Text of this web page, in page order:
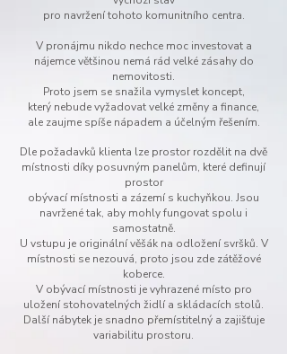
pro navržení tohoto komunitního centra.
V pronájmu nikdo nechce moc investovat a
nájemce většinou nemá rád velké zásahy do
nemovitosti.
Proto jsem se snažila vymyslet koncept,
který nebude vyžadovat velké změny a finance,
ale zaujme spíše nápadem a účelným řešením.
Dle požadavků klienta lze prostor rozdělit na dvě
místnosti díky posuvným panelům, které definují
prostor
obývací místnosti a zázemí s kuchyňkou. Jsou
navržené tak, aby mohly fungovat spolu i
samostatně.
U vstupu je originální věšák na odložení svršků. V
místnosti se nezouvá, proto jsou zde zátěžové
koberce.
V obývací místnosti je vyhrazené místo pro
uložení stohovatelných židlí a skládacích stolů.
Další nábytek je snadno přemístitelný a zajišťuje
variabilitu prostoru.